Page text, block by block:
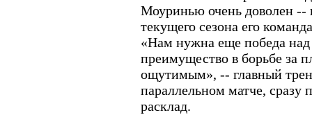
Моуринью очень доволен --
текущего сезона его
«Нам нужна еще победа
преимущество в борьбе за
ощутимым», -- главный
параллельном матче,
расклад.